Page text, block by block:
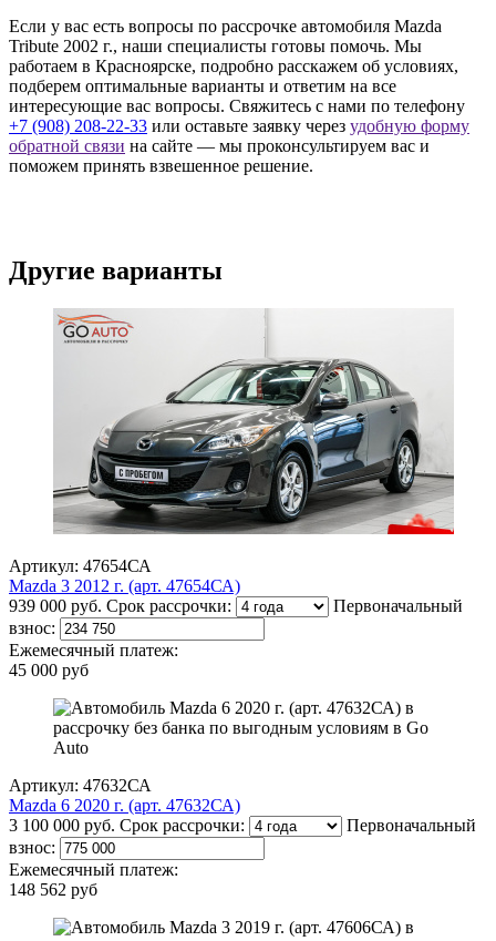
Если у вас есть вопросы по рассрочке автомобиля Mazda
Tribute 2002 г., наши специалисты готовы помочь. Мы
работаем в Красноярске, подробно расскажем об условиях,
подберем оптимальные варианты и ответим на все
интересующие вас вопросы. Свяжитесь с нами по телефону
+7 (908) 208-22-33 или оставьте заявку через удобную форму
обратной связи на сайте — мы проконсультируем вас и
поможем принять взвешенное решение.
Другие варианты
Артикул: 47654СА
Mazda 3 2012 г. (арт. 47654СА)
939 000 руб. Срок рассрочки:
Первоначальный
взнос:
Ежемесячный платеж:
45 000 руб
Артикул: 47632СА
Mazda 6 2020 г. (арт. 47632СА)
3 100 000 руб. Срок рассрочки:
Первоначальный
взнос:
Ежемесячный платеж:
148 562 руб